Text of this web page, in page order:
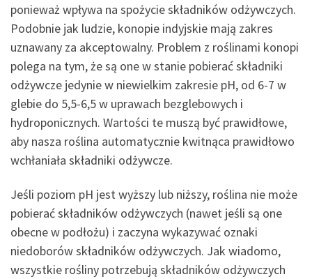
ponieważ wpływa na spożycie składników odżywczych.
Podobnie jak ludzie, konopie indyjskie mają zakres
uznawany za akceptowalny. Problem z roślinami konopi
polega na tym, że są one w stanie pobierać składniki
odżywcze jedynie w niewielkim zakresie pH, od 6-7 w
glebie do 5,5-6,5 w uprawach bezglebowych i
hydroponicznych. Wartości te muszą być prawidłowe,
aby nasza roślina automatycznie kwitnąca prawidłowo
wchłaniała składniki odżywcze.
Jeśli poziom pH jest wyższy lub niższy, roślina nie może
pobierać składników odżywczych (nawet jeśli są one
obecne w podłożu) i zaczyna wykazywać oznaki
niedoborów składników odżywczych. Jak wiadomo,
wszystkie rośliny potrzebują składników odżywczych